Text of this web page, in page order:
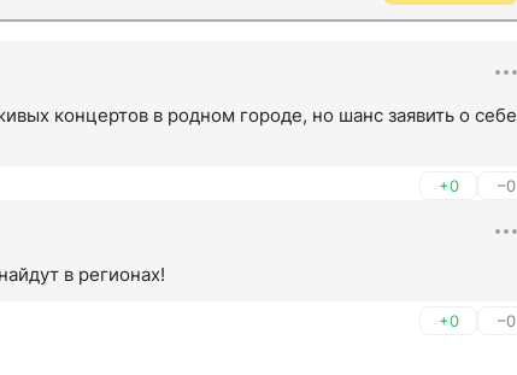
концертов в родном городе, но шанс заявить о себе
+0 –0
в регионах!
+0 –0